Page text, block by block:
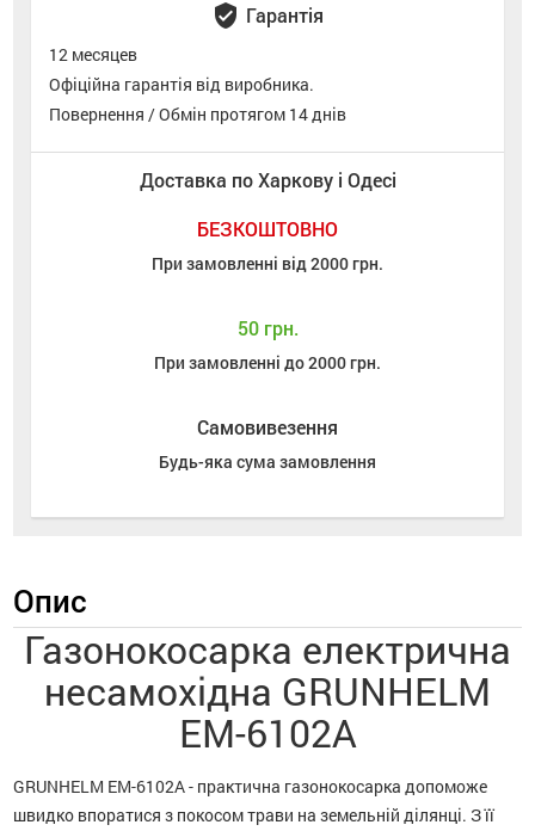
verified_user Гарантія
12 месяцев
Офіційна гарантія від виробника.
Повернення / Обмін протягом 14 днів
Доставка по Харкову і Одесі
БЕЗКОШТОВНО
При замовленні від 2000 грн.
50 грн.
При замовленні до 2000 грн.
Самовивезення
Будь-яка сума замовлення
Опис
Газонокосарка електрична
несамохідна GRUNHELM
EM-6102A
GRUNHELM EM-6102A - практична газонокосарка допоможе
швидко впоратися з покосом трави на земельній ділянці. З її